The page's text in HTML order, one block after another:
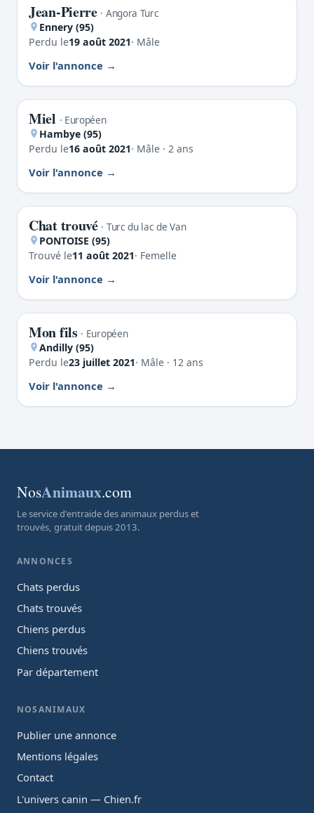
PERDU
Jean-Pierre · Angora Turc
Ennery (95)
Perdu le19 août 2021· Mâle
Voir l'annonce
PERDU
Miel · Européen
Hambye (95)
Perdu le16 août 2021· Mâle · 2 ans
Voir l'annonce
TROUVÉ
Chat trouvé · Turc du lac de Van
PONTOISE (95)
Trouvé le11 août 2021· Femelle
Voir l'annonce
PERDU
Mon fils · Européen
Andilly (95)
Perdu le23 juillet 2021· Mâle · 12 ans
Voir l'annonce
NosAnimaux.com
Le service d'entraide des animaux perdus et
trouvés, gratuit depuis 2013.
ANNONCES
Chats perdus
Chats trouvés
Chiens perdus
Chiens trouvés
Par département
NOSANIMAUX
Publier une annonce
Mentions légales
Contact
L'univers canin — Chien.fr